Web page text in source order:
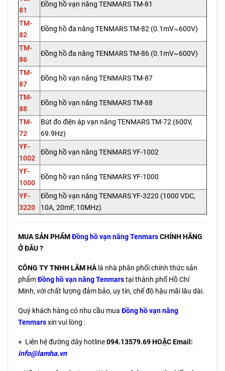
81
Đồng hồ vạn năng TENMARS TM-81
TM-
82
Đồng hồ đa năng TENMARS TM-82 (0.1mV~600V)
TM-
86
Đồng hồ đa năng TENMARS TM-86 (0.1mV~600V)
TM-
87
Đồng hồ vạn năng TENMARS TM-87
TM-
88
Đồng hồ vạn năng TENMARS TM-88
TM-
72
Bút đo điện áp vạn năng TENMARS TM-72 (600V,
69.9Hz)
YF-
1002
Đồng hồ vạn năng TENMARS YF-1002
YF-
1000
Đồng hồ vạn năng TENMARS YF-1000
YF-
3220
Đồng hồ vạn năng TENMARS YF-3220 (1000 VDC,
10A, 20mF, 10MHz)
MUA SẢN PHẨMĐồng hồ vạn năng TenmarsCHÍNH HÃNG
Ở ĐÂU ?
CÔNG TY TNHH LÂM HÀlà nhà phân phối chính thức sản
phẩmĐồng hồ vạn năng Tenmarstại thành phố Hồ Chí
Minh, với chất lượng đảm bảo, uy tín, chế độ hậu mãi lâu dài.
Quý khách hàng có nhu cầu muaĐồng hồ vạn năng
Tenmarsxin vui lòng :
+ Liên hệ đường dây hotline094.13579.69 HOẶC Email:
info@lamha.vn